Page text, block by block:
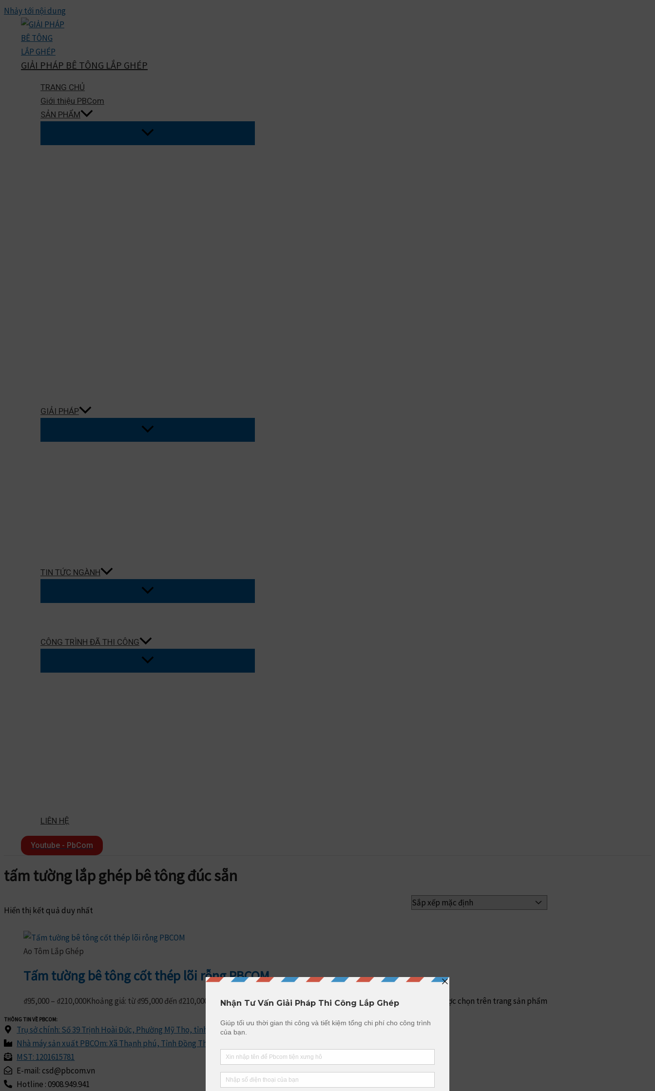
Nhảy tới nội dung
GIẢI PHÁP BÊ TÔNG LẮP GHÉP
TRANG CHỦ
Giới thiệu PBCom
SẢN PHẨM
GIẢI PHÁP
TIN TỨC NGÀNH
CÔNG TRÌNH ĐÃ THI CÔNG
LIÊN HỆ
Youtube - PbCom
tấm tường lắp ghép bê tông đúc sẵn
Hiển thị kết quả duy nhất
Ao Tôm Lắp Ghép
Tấm tường bê tông cốt thép lõi rỗng PBCOM
₫95,000– ₫210,000Khoảng giá: từ ₫95,000 đến ₫210,000 Chọn Sản phẩm này có nhiều biến thể. Các tùy chọn có thể được chọn trên trang sản phẩm
THÔNG TIN VỀ PBCOM:
Trụ sở chính: Số 39 Trịnh Hoài Đức, Phường Mỹ Tho, tỉnh Đồng Tháp
Nhà máy sản xuất PBCOm: Xã Thạnh phú, Tỉnh Đồng Tháp
MST: 1201615781
E-mail: csd@pbcom.vn
Hotline : 0908.949.941